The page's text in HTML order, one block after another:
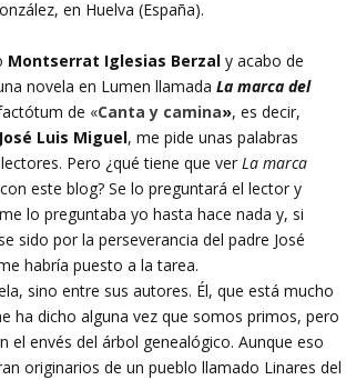
en Huelva (España).
Montserrat Iglesias Berzal y acabo de
novela en Lumen llamada La marca del
de «Canta y camina», es decir,
José Luis Miguel, me pide unas palabras
Pero ¿qué tiene que ver La marca
con este blog? Se lo preguntará el lector y
lo preguntaba yo hasta hace nada y, si
sido por la perseverancia del padre José
habría puesto a la tarea.
sino entre sus autores. Él, que está mucho
ha dicho alguna vez que somos primos, pero
el envés del árbol genealógico. Aunque eso
originarios de un pueblo llamado Linares del